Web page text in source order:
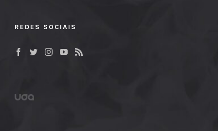
REDES SOCIAIS